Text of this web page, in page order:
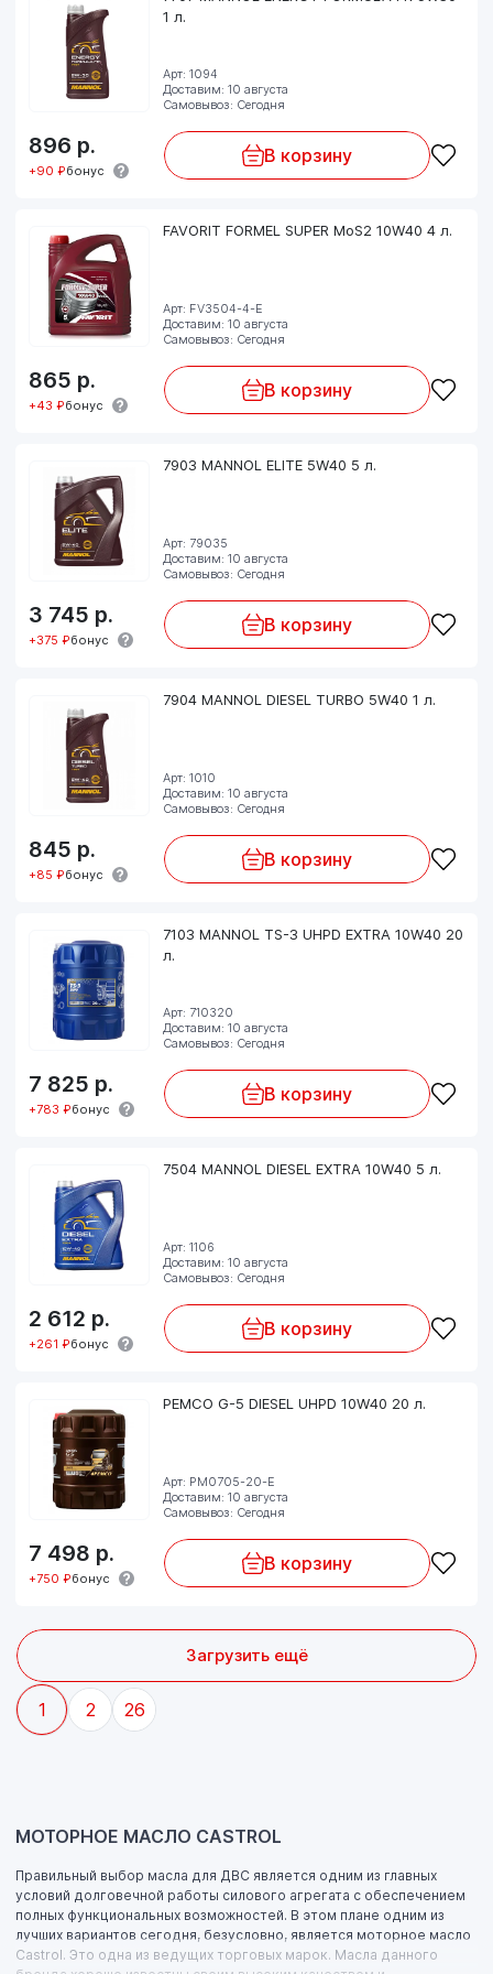
1 л.
Арт: 1094
Доставим: 10 августа
Самовывоз: Сегодня
896 р.
+90 ₽бонус
В корзину
FAVORIT FORMEL SUPER MoS2 10W40 4 л.
Арт: FV3504-4-E
Доставим: 10 августа
Самовывоз: Сегодня
865 р.
+43 ₽бонус
В корзину
7903 MANNOL ELITE 5W40 5 л.
Арт: 79035
Доставим: 10 августа
Самовывоз: Сегодня
3 745 р.
+375 ₽бонус
В корзину
7904 MANNOL DIESEL TURBO 5W40 1 л.
Арт: 1010
Доставим: 10 августа
Самовывоз: Сегодня
845 р.
+85 ₽бонус
В корзину
7103 MANNOL TS-3 UHPD EXTRA 10W40 20
л.
Арт: 710320
Доставим: 10 августа
Самовывоз: Сегодня
7 825 р.
+783 ₽бонус
В корзину
7504 MANNOL DIESEL EXTRA 10W40 5 л.
Арт: 1106
Доставим: 10 августа
Самовывоз: Сегодня
2 612 р.
+261 ₽бонус
В корзину
PEMCO G-5 DIESEL UHPD 10W40 20 л.
Арт: PM0705-20-E
Доставим: 10 августа
Самовывоз: Сегодня
7 498 р.
+750 ₽бонус
В корзину
Загрузить ещё
1 2 26
МОТОРНОЕ МАСЛО CASTROL
Правильный выбор масла для ДВС является одним из главных
условий долговечной работы силового агрегата с обеспечением
полных функциональных возможностей. В этом плане одним из
лучших вариантов сегодня, безусловно, является моторное масло
Castrol. Это одна из ведущих торговых марок. Масла данного